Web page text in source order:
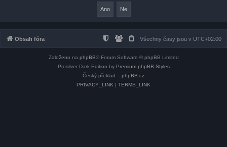
Obsah fóra Všechny časy jsou v UTC+02:00
Založeno na phpBB® Forum Software © phpBB Limited
Prosilver Dark Edition by Premium phpBB Styles
Český překlad – phpBB.cz
PRIVACY_LINK | TERMS_LINK